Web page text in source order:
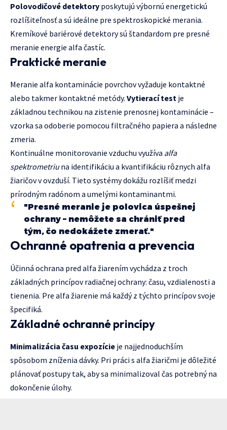
Polovodičové detektory poskytujú výbornú energetickú
rozlíšiteľnosť a sú ideálne pre spektroskopické merania.
Kremíkové bariérové detektory sú štandardom pre presné
meranie energie alfa častíc.
Praktické meranie
Meranie alfa kontaminácie povrchov vyžaduje kontaktné
alebo takmer kontaktné metódy. Vytierací test je
základnou technikou na zistenie prenosnej kontaminácie –
vzorka sa odoberie pomocou filtračného papiera a následne
zmeria.
Kontinuálne monitorovanie vzduchu využíva alfa
spektrometriuna identifikáciu a kvantifikáciu rôznych alfa
žiaričov v ovzduší. Tieto systémy dokážu rozlíšiť medzi
prírodným radónom a umelými kontaminantmi.
"Presné meranie je polovica úspešnej
ochrany – nemôžete sa chrániť pred
tým, čo nedokážete zmerať."
Ochranné opatrenia a prevencia
Účinná ochrana pred alfa žiarením vychádza z troch
základných princípov radiačnej ochrany: času, vzdialenosti a
tienenia. Pre alfa žiarenie má každý z týchto princípov svoje
špecifiká.
Základné ochranné princípy
Minimalizácia času expozície je najjednoduchším
spôsobom zníženia dávky. Pri práci s alfa žiaričmi je dôležité
plánovať postupy tak, aby sa minimalizoval čas potrebný na
dokončenie úlohy.